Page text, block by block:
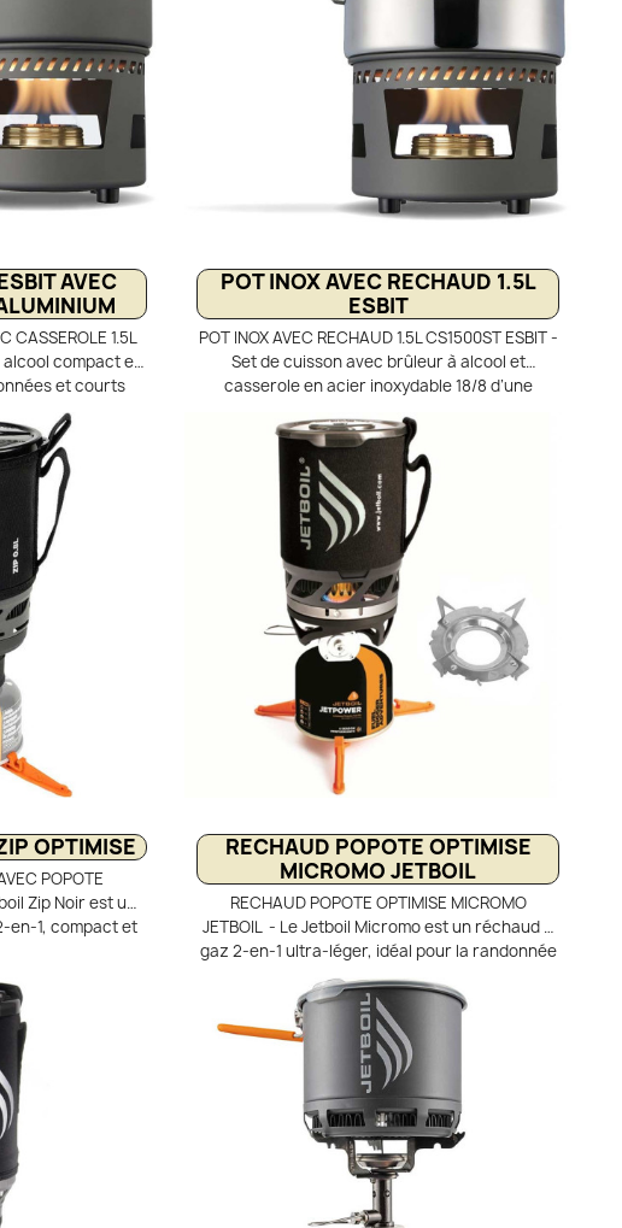
AVEC
CASSEROLE 1.5L
alcool compact et
et courts
une casserole
dur ou en
en ml et oz et
à alcool en
équipé d’un
ou d’éteindre
pliables
crochet sous le
confort
support fait
Conçu pour un
et le support
; l’ensemble ne
livré avec un sac
filet.
POT INOX AVEC RECHAUD 1.5L
ESBIT
POT INOX AVEC RECHAUD 1.5L CS1500ST ESBIT -
Set de cuisson avec brûleur à alcool et
casserole en acier inoxydable 18/8 d’une
oz, idéal pour les randonnées et sorties
outdoor de 1 à 3 personnes. Le brûleur à alcool
en laiton, 100 % étanche, est équipé d’un
régulateur de flamme avec poignée pliable
pour un réglage précis ou une extinction facile.
Les poignées pliables avec revêtement silicone
et le crochet sous le couvercle assurent un
grand confort d’utilisation et une cuisson mains
libres. Compact et pratique, le support pare-
vent et le brûleur se rangent dans la casserole
; l’ensemble pèse environ 618 g et est livré avec
un sac de transport en filet.
OPTIMISE
POPOTE
Zip Noir est un
en-1, compact et
échangeur
optimise la
de gaz et
du vent. Facile
de faire bouillir
de vos bivouacs.
RECHAUD POPOTE OPTIMISE
MICROMO JETBOIL
RECHAUD POPOTE OPTIMISE MICROMO
JETBOIL - Le Jetboil Micromo est un réchaud à
gaz 2-en-1 ultra-léger, idéal pour la randonnée
et le trek. Il associe un brûleur régulé à une
tasse FluxRing de 0,8 L pour une cuisson rapide
et économe en gaz. Son régulateur de pression
assure des performances constantes, même
par temps froid ou en altitude. Livré avec un
support casserole, il offre une grande
polyvalence en bivouac.